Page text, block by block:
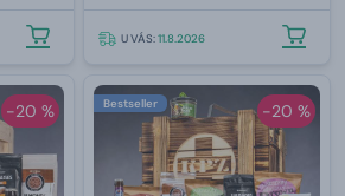
U VÁS:11.8.2026
-20 % -20 %
Bestseller